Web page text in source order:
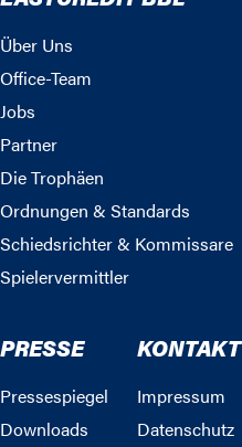
Über Uns
Office-Team
Jobs
Partner
Die Trophäen
Ordnungen & Standards
Schiedsrichter & Kommissare
Spielervermittler
PRESSE
Pressespiegel
Downloads
KONTAKT
Impressum
Datenschutz